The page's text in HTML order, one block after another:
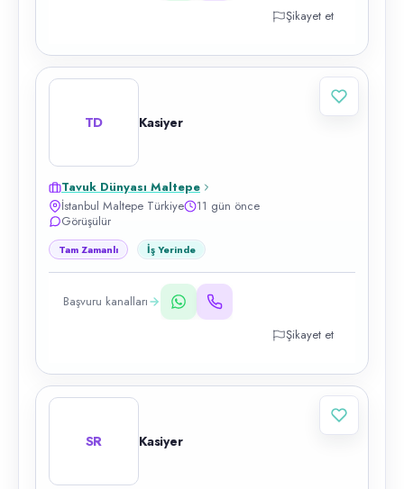
Şikayet et
TD Kasiyer
Tavuk Dünyası Maltepe
İstanbul Maltepe Türkiye
11 gün önce
Görüşülür
Tam Zamanlı İş Yerinde
Başvuru kanalları
Şikayet et
SR Kasiyer